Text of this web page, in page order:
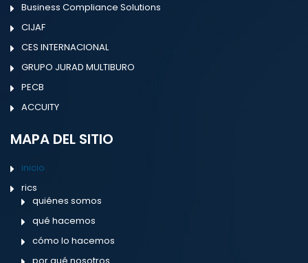
Business Compliance Solutions
CIJAF
CES INTERNACIONAL
GRUPO JURAD MULTIBURO
PECB
ACCUITY
MAPA DEL SITIO
inicio
rics
quiénes somos
qué hacemos
cómo lo hacemos